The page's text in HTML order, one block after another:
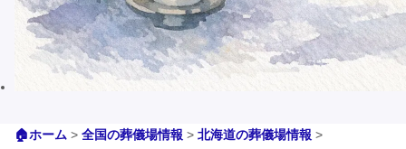
🏠ホーム > 全国の葬儀場情報 > 北海道の葬儀場情報 >